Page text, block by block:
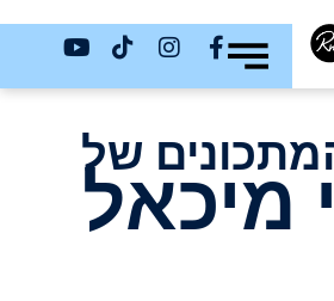
של
מיכאל